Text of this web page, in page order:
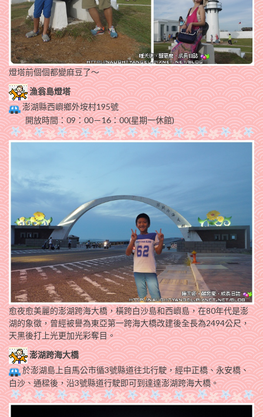
燈塔前個個都變麻豆了～
漁翁島燈塔
澎湖縣西嶼鄉外垵村195號
開放時間：09：00－16：00(星期一休館)
愈夜愈美麗的澎湖跨海大橋，橫跨白沙島和西嶼島，在80年代是澎
湖的象徵，曾經被譽為東亞第一跨海大橋改建後全長為2494公尺，
天黑後打上光更加光彩奪目。
澎湖跨海大橋
於澎湖島上自馬公市循3號縣道往北行駛，經中正橋、永安橋、
白沙、通樑後，沿3號縣道行駛即可到達達澎湖跨海大橋。